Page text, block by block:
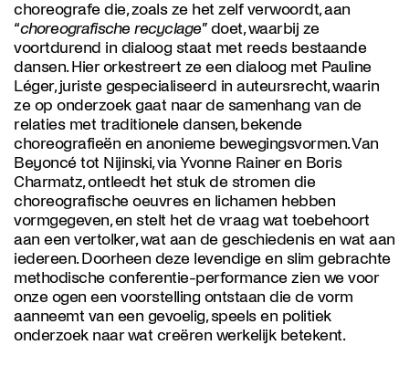
choreografe die, zoals ze het zelf verwoordt, aan
“choreografische recyclage” doet, waarbij ze
voortdurend in dialoog staat met reeds bestaande
dansen. Hier orkestreert ze een dialoog met Pauline
Léger, juriste gespecialiseerd in auteursrecht, waarin
ze op onderzoek gaat naar de samenhang van de
relaties met traditionele dansen, bekende
choreografieën en anonieme bewegingsvormen. Van
Beyoncé tot Nijinski, via Yvonne Rainer en Boris
Charmatz, ontleedt het stuk de stromen die
choreografische oeuvres en lichamen hebben
vormgegeven, en stelt het de vraag wat toebehoort
aan een vertolker, wat aan de geschiedenis en wat aan
iedereen. Doorheen deze levendige en slim gebrachte
methodische conferentie-performance zien we voor
onze ogen een voorstelling ontstaan die de vorm
aanneemt van een gevoelig, speels en politiek
onderzoek naar wat creëren werkelijk betekent.